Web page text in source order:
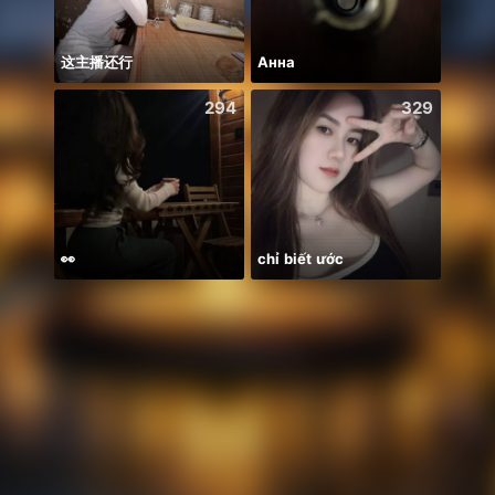
这主播还行 Анна
294
👀
329
chỉ biết ước Có